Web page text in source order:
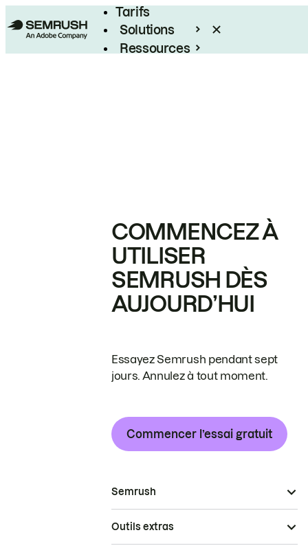
Tarifs
Solutions
Ressources
COMMENCEZ À
UTILISER
SEMRUSH DÈS
AUJOURD’HUI
Essayez Semrush pendant sept
jours. Annulez à tout moment.
Commencer l’essai gratuit
Semrush
Outils extras